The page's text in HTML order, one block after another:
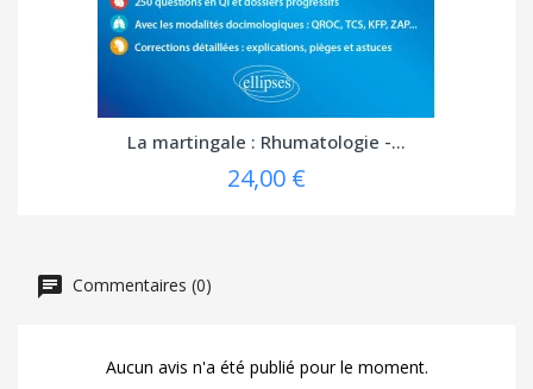
La martingale : Rhumatologie -...
24,00 €
Commentaires (0)
Aucun avis n'a été publié pour le moment.